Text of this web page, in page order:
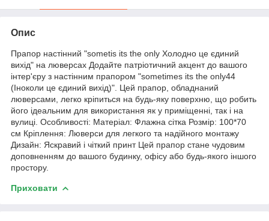
Опис
Прапор настінний "sometis its the only Холодно це єдиний
вихід" на люверсах Додайте патріотичний акцент до вашого
інтер'єру з настінним прапором "sometimes its the only44
(Іноколи це єдиний вихід)". Цей прапор, обладнаний
люверсами, легко кріпиться на будь-яку поверхню, що робить
його ідеальним для використання як у приміщенні, так і на
вулиці. Особливості: Матеріал: Флажна сітка Розмір: 100*70
см Кріплення: Люверси для легкого та надійного монтажу
Дизайн: Яскравий і чіткий принт Цей прапор стане чудовим
доповненням до вашого будинку, офісу або будь-якого іншого
простору.
Приховати